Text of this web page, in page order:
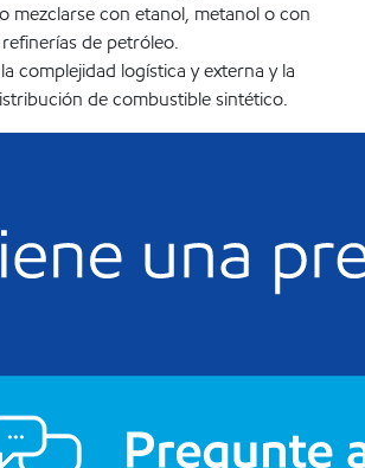
mezclarse con etanol, metanol o con
de petróleo.
complejidad logística y externa y la
de combustible sintético.